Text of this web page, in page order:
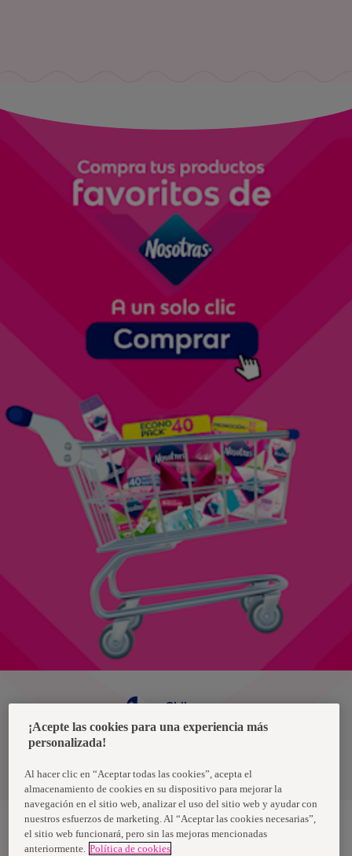
Términos y condiciones
Chile
Nosotras, una marca de Essity - una compañía global líder en
¡Acepte las cookies para una experiencia más
personalizada!
Al hacer clic en “Aceptar todas las cookies”, acepta el
almacenamiento de cookies en su dispositivo para mejorar la
navegación en el sitio web, analizar el uso del sitio web y ayudar con
nuestros esfuerzos de marketing. Al “Aceptar las cookies necesarias”,
el sitio web funcionará, pero sin las mejoras mencionadas
anteriormente. Política de cookies